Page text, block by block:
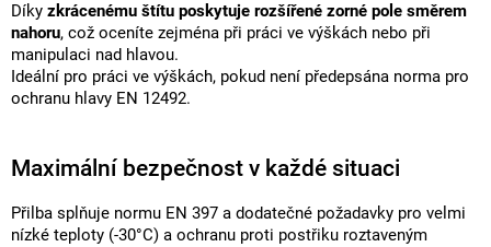
Díky zkrácenému štítu poskytuje rozšířené zorné pole směrem
nahoru, což oceníte zejména při práci ve výškách nebo při
manipulaci nad hlavou.
Ideální pro práci ve výškách, pokud není předepsána norma pro
ochranu hlavy EN 12492.
Maximální bezpečnost v každé situaci
Přilba splňuje normu EN 397 a dodatečné požadavky pro velmi
nízké teploty (-30°C) a ochranu proti postřiku roztaveným